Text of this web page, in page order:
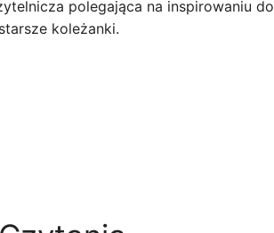
polegająca na inspirowaniu do
koleżanki.